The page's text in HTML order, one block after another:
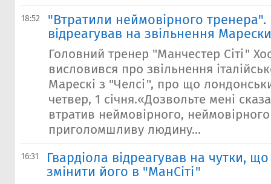
18:52
"Втратили неймовірного тренера".
відреагував на звільнення
Головний тренер "Манчестер Сіті"
висловився про звільнення
Марескі з "Челсі", про що
четвер, 1 січня.«Дозвольте мені
втратив неймовірного,
приголомшливу людину...
16:31
Гвардіола відреагував на чутки,
змінити його в "МанСіті"